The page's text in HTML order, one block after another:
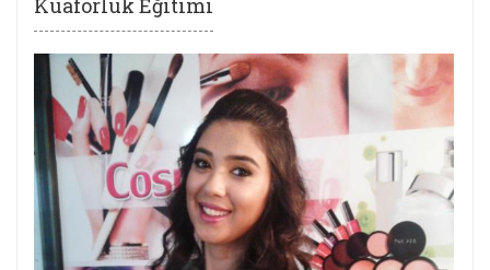
Kuaförlük Eğitimi